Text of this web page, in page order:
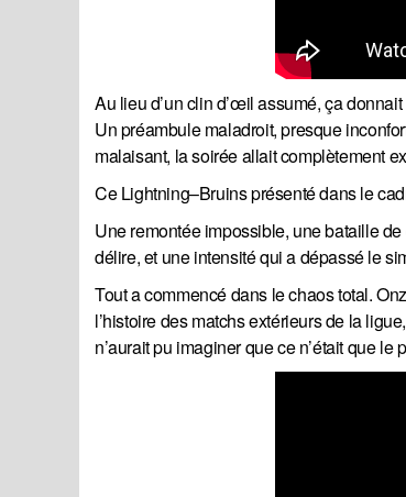
Au lieu d’un clin d’œil assumé, ça
Un préambule maladroit, presque
malaisant, la soirée allait complètement
Ce Lightning–Bruins présenté dans le
Une remontée impossible, une bataille
délire, et une intensité qui a dépassé le
Tout a commencé dans le chaos total.
l’histoire des matchs extérieurs de la
n’aurait pu imaginer que ce n’était que